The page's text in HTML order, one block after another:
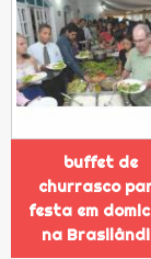
buffet de
churrasco
festa em
na